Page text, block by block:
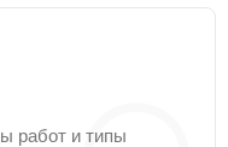
работ и типы